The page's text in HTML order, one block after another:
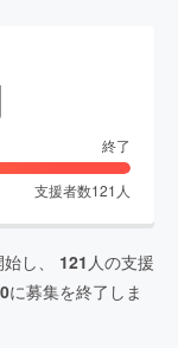
終了
支援者数121 人
し、 121 人の支援
に募集を終了しま